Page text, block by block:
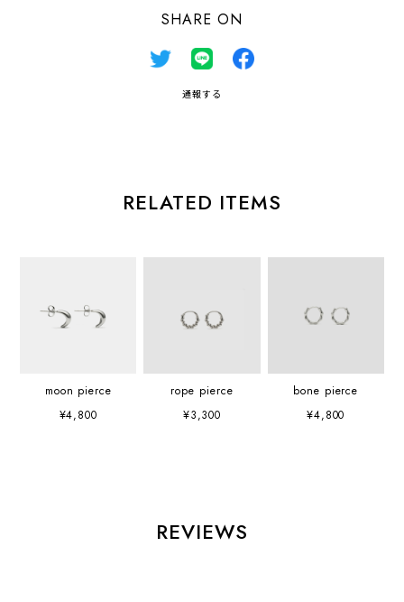
SHARE ON
通報する
RELATED ITEMS
moon pierce
¥4,800
rope pierce
¥3,300
bone pierce
¥4,800
REVIEWS